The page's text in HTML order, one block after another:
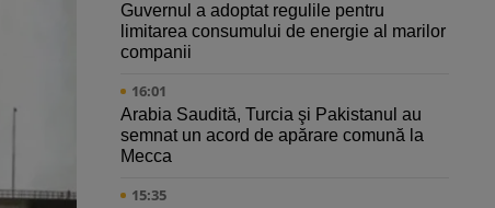
Guvernul a adoptat regulile pentru
limitarea consumului de energie al marilor
companii
16:01
Arabia Saudită, Turcia şi Pakistanul au
semnat un acord de apărare comună la
Mecca
15:35